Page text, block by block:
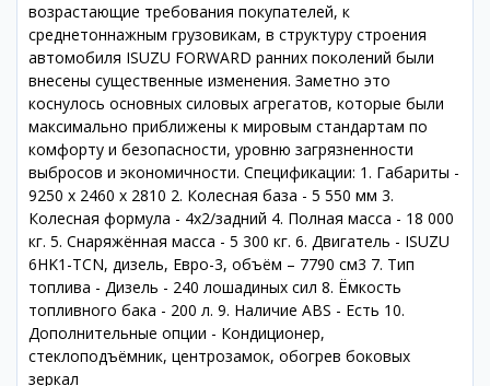
возрастающие требования покупателей, к
среднетоннажным грузовикам, в структуру строения
автомобиля ISUZU FORWARD ранних поколений были
внесены существенные изменения. Заметно это
коснулось основных силовых агрегатов, которые были
максимально приближены к мировым стандартам по
комфорту и безопасности, уровню загрязненности
выбросов и экономичности. Спецификации: 1. Габариты -
9250 x 2460 x 2810 2. Колесная база - 5 550 мм 3.
Колесная формула - 4x2/задний 4. Полная масса - 18 000
кг. 5. Снаряжённая масса - 5 300 кг. 6. Двигатель - ISUZU
6HK1-TCN, дизель, Евро-3, объём – 7790 см3 7. Тип
топлива - Дизель - 240 лошадиных сил 8. Ёмкость
топливного бака - 200 л. 9. Наличие ABS - Есть 10.
Дополнительные опции - Кондиционер,
стеклоподъёмник, центрозамок, обогрев боковых
зеркал